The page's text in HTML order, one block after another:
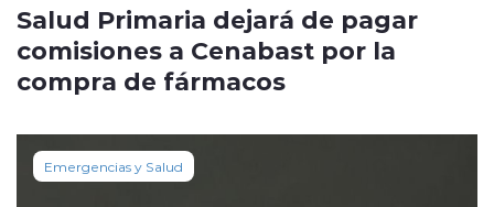
Salud Primaria dejará de pagar
comisiones a Cenabast por la
compra de fármacos
Emergencias y Salud